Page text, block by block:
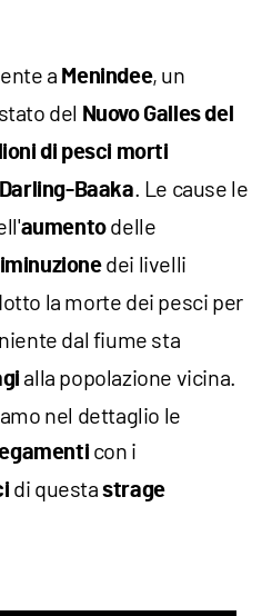
a Menindee, un
del Nuovo Galles del
di pesci morti
Darling-Baaka. Le cause le
aumentodelle
dei livelli
la morte dei pesci per
dal fiume sta
alla popolazione vicina.
nel dettaglio le
con i
di questastrage